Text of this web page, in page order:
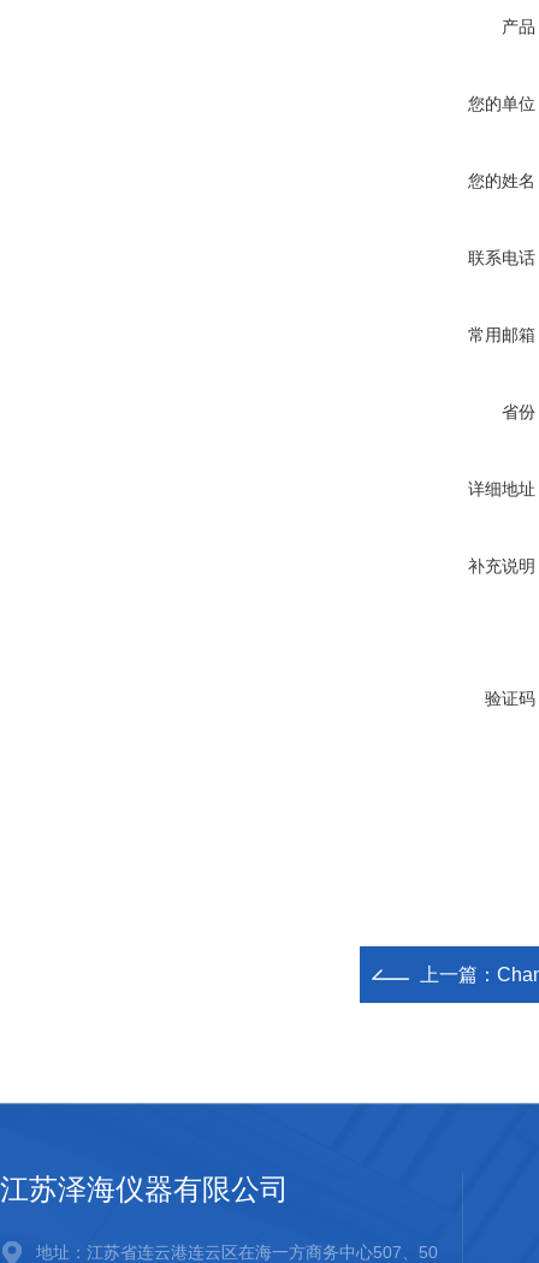
产品
您的单位
您的姓名
联系电话
常用邮箱
省份
详细地址
补充说明
验证码
上一篇：
江苏泽海仪器有限公司
地址：江苏省连云港连云区在海一方商务中心507、50